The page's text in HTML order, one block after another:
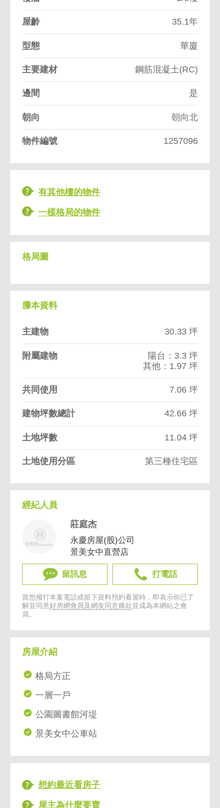
屋齡 35.1年
型態 華廈
主要建材 鋼筋混凝土(RC)
邊間 是
朝向 朝向北
物件編號 1257096
有其他樓的物件
一樣格局的物件
格局圖
謄本資料
主建物 30.33 坪
附屬建物
陽台：3.3 坪
其他：1.97 坪
共同使用 7.06 坪
建物坪數總計 42.66 坪
土地坪數 11.04 坪
土地使用分區 第三種住宅區
經紀人員
莊庭杰
永慶房屋(股)公司
景美女中直營店
留訊息 打電話
當您撥打本案電話或留下資料預約看屋時，即表示你已了
解並同意好房網會員及網友同意條款並成為本網站之會
員。
房屋介紹
格局方正
一層一戶
公園圖書館河堤
景美女中公車站
想約最近看房子
屋主為什麼要賣